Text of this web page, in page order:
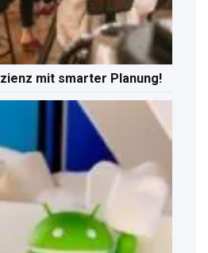
mit smarter Planung!